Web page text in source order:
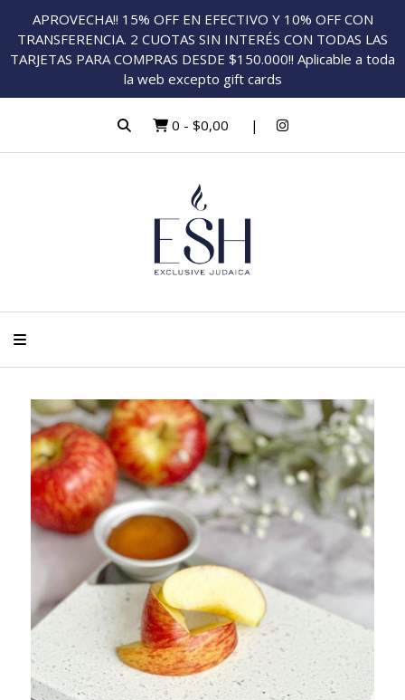
APROVECHA!! 15% OFF EN EFECTIVO Y 10% OFF CON
TRANSFERENCIA. 2 CUOTAS SIN INTERÉS CON TODAS LAS
TARJETAS PARA COMPRAS DESDE $150.000!! Aplicable a toda
la web excepto gift cards
0 - $0,00